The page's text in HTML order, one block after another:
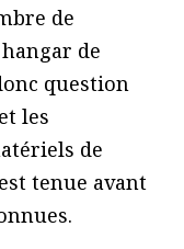
de
de
question
les
de
tenue avant